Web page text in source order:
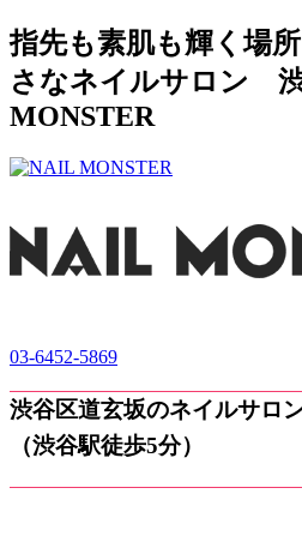
指先も素肌も輝く場
さなネイルサロン
MONSTER
03-6452-5869
渋谷区道玄坂のネイルサロ
（渋谷駅徒歩5分）